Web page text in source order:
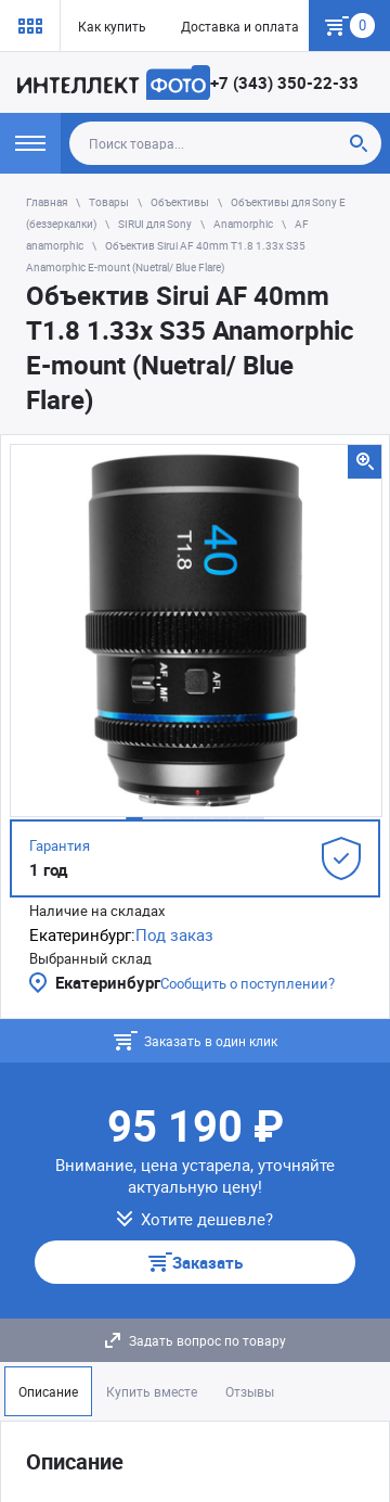
Как купить Доставка и оплата Гарантия
0
+7 (343) 350-22-33
Главная Товары Объективы
Объективы для Sony E
(беззеркалки)
SIRUI для Sony Anamorphic
AF
anamorphic
Объектив Sirui AF 40mm T1.8 1.33x S35
Anamorphic E-mount (Nuetral/ Blue Flare)
Объектив Sirui AF 40mm
T1.8 1.33x S35 Anamorphic
E-mount (Nuetral/ Blue
Flare)
Гарантия
1 год
Наличие на складах
Екатеринбург:Под заказ
Выбранный склад
ЕкатеринбургСообщить о поступлении?
Заказать в один клик
95 190 ₽
Внимание, цена устарела, уточняйте
актуальную цену!
Хотите дешевле?
Заказать
Задать вопрос по товару
Описание Купить вместе Отзывы
Описание